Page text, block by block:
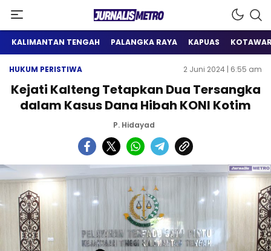
Jurnalis Metro
Satu Wadah Informasi
KALIMANTAN TENGAH PALANGKA RAYA KAPUAS
HUKUM PERISTIWA 2 Juni 2024 | 6:55 am
Kejati Kalteng Tetapkan Dua Tersangka
dalam Kasus Dana Hibah KONI Kotim
P. Hidayad